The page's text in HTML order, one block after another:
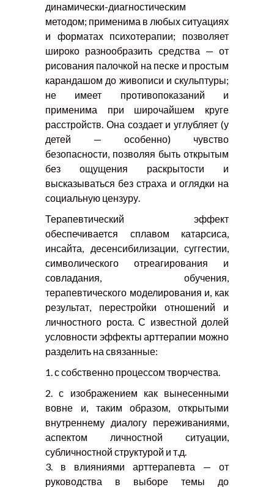
динамически-диагностическим
методом; применима в любых ситуациях
и форматах психотерапии; позволяет
широко разнообразить средства — от
рисования палочкой на песке и простым
карандашом до живописи и скульптуры;
не имеет противопоказаний и
применима при широчайшем круге
расстройств. Она создает и углубляет (у
детей — особенно) чувство
безопасности, позволяя быть открытым
без ощущения раскрытости и
высказываться без страха и оглядки на
социальную цензуру.
Терапевтический эффект
обеспечивается сплавом катарсиса,
инсайта, десенсибилизации, суггестии,
символического отреагирования и
совладания, обучения,
терапевтического моделирования и, как
результат, перестройки отношений и
личностного роста. С известной долей
условности эффекты арттерапии можно
разделить на связанные:
1. с собственно процессом творчества.
2. с изображением как вынесенными
вовне и, таким образом, открытыми
внутреннему диалогу переживаниями,
аспектом личностной ситуации,
субличностной структурой и т.д.
3. в влияниями арттерапевта — от
руководства в выборе темы до